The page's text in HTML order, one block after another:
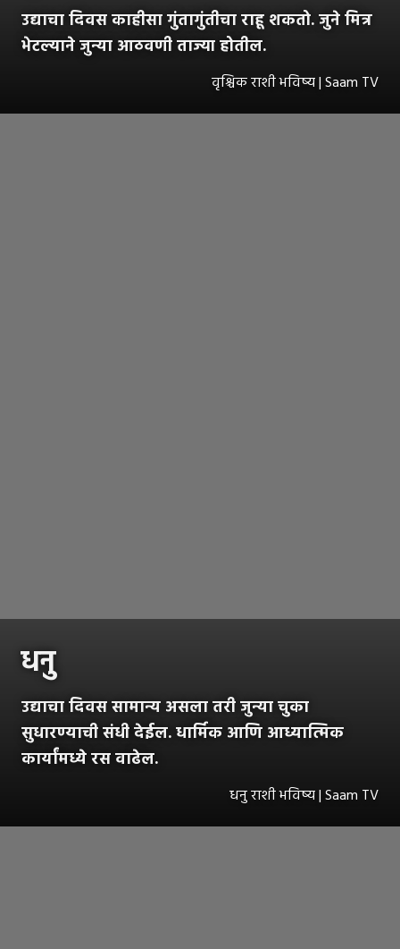
उद्याचा दिवस काहीसा गुंतागुंतीचा राहू शकतो. जुने मित्र
भेटल्याने जुन्या आठवणी ताज्या होतील.
वृश्चिक राशी भविष्य | Saam TV
धनु
उद्याचा दिवस सामान्य असला तरी जुन्या चुका
सुधारण्याची संधी देईल. धार्मिक आणि आध्यात्मिक
कार्यांमध्ये रस वाढेल.
धनु राशी भविष्य | Saam TV